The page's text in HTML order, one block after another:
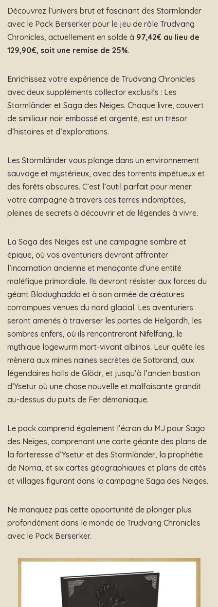
Découvrez l’univers brut et fascinant des Stormländer
avec le Pack Berserker pour le jeu de rôle Trudvang
Chronicles, actuellement en solde à 97,42€ au lieu de
129,90€, soit une remise de 25%.
Enrichissez votre expérience de Trudvang Chronicles
avec deux suppléments collector exclusifs : Les
Stormländer et Saga des Neiges. Chaque livre, couvert
de similicuir noir embossé et argenté, est un trésor
d’histoires et d’explorations.
Les Stormländer vous plonge dans un environnement
sauvage et mystérieux, avec des torrents impétueux et
des forêts obscures. C’est l’outil parfait pour mener
votre campagne à travers ces terres indomptées,
pleines de secrets à découvrir et de légendes à vivre.
La Saga des Neiges est une campagne sombre et
épique, où vos aventuriers devront affronter
l’incarnation ancienne et menaçante d’une entité
maléfique primordiale. Ils devront résister aux forces du
géant Blodughadda et à son armée de créatures
corrompues venues du nord glacial. Les aventuriers
seront amenés à traverser les portes de Helgardh, les
sombres enfers, où ils rencontreront Nifelfang, le
mythique logewurm mort-vivant albinos. Leur quête les
mènera aux mines naines secrètes de Sotbrand, aux
légendaires halls de Glödr, et jusqu’à l’ancien bastion
d’Ysetur où une chose nouvelle et malfaisante grandit
au-dessus du puits de Fer démoniaque.
Le pack comprend également l’écran du MJ pour Saga
des Neiges, comprenant une carte géante des plans de
la forteresse d’Ysetur et des Stormländer, la prophétie
de Norna, et six cartes géographiques et plans de cités
et villages figurant dans la campagne Saga des Neiges.
Ne manquez pas cette opportunité de plonger plus
profondément dans le monde de Trudvang Chronicles
avec le Pack Berserker.